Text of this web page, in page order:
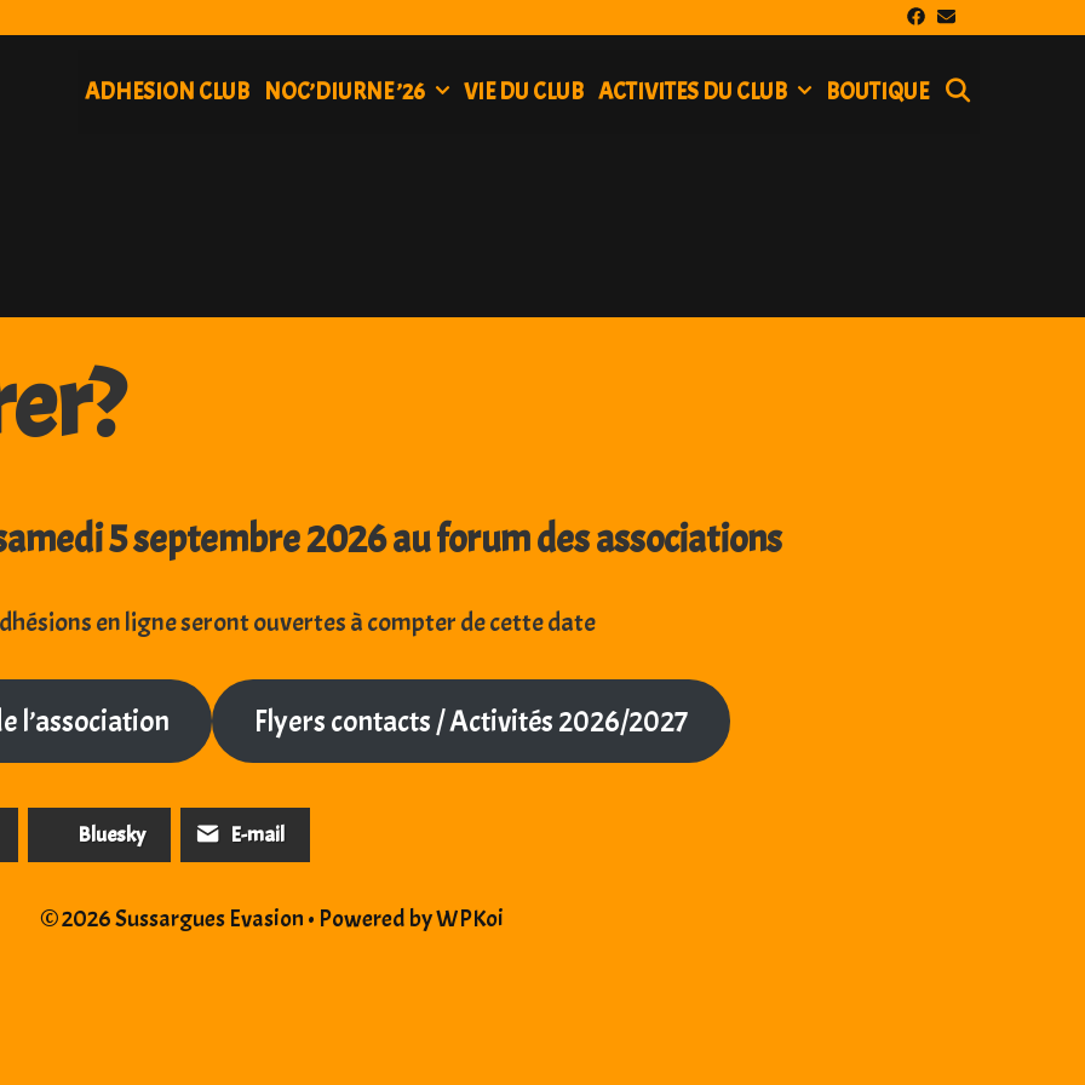
ADHESION CLUB NOC’DIURNE ’26 VIE DU CLUB ACTIVITES DU CLUB BOUTIQUE
5 septembre 2026 au forum des associations
en ligne seront ouvertes à compter de cette date
l’association Flyers contacts / Activités 2026/2027
Bluesky E-mail
© 2026 Sussargues Evasion • Powered byWPKoi